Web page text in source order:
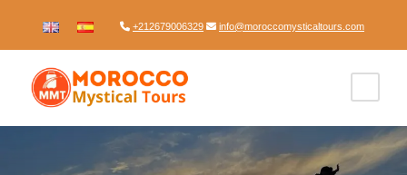
+212679006329 info@moroccomysticaltours.com